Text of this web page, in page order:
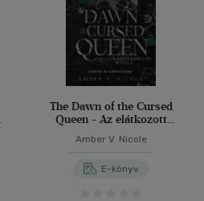
The Dawn of the Cursed
Queen - Az elátkozott
Amber V. Nicole
E-könyv